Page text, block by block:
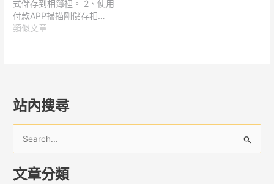
式儲存到相簿裡。 2、使用
付款APP掃描剛儲存相…
類似文章
站內搜尋
關
文章分類